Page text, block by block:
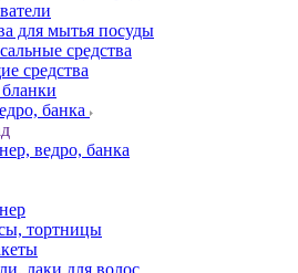
для мытья посуды
средства
средства
банка
ведро, банка
тортницы
лаки для волос